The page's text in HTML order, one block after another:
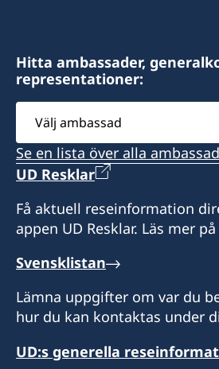
Hitta ambassader,
representationer:
Välj
ambassad
Se en lista över alla
UD Resklar
Få aktuell reseinformation
appen UD Resklar. Läs mer
Svensklistan
Lämna uppgifter om var du
hur du kan kontaktas under
UD:s generella